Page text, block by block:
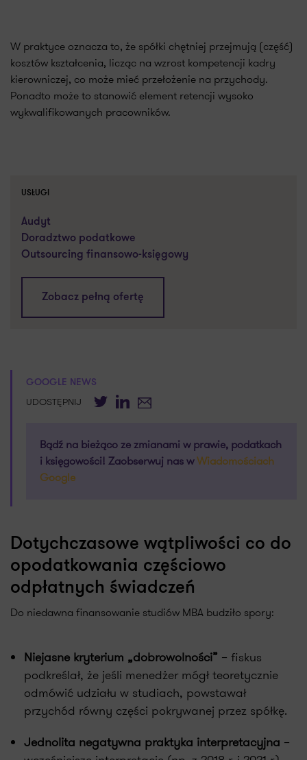
W praktyce oznacza to, że spółki chętniej przejmują (część)
kosztów kształcenia, licząc na wzrost kompetencji kadry
kierowniczej, co może mieć przełożenie na przychody.
Ponadto może to stanowić element retencji wysoko
wykwalifikowanych pracowników.
USŁUGI
Audyt
Doradztwo podatkowe
Outsourcing finansowo-księgowy
Zobacz pełną ofertę
GOOGLE NEWS
UDOSTĘPNIJ TwitterLinkedIn
E-mail
Bądź na bieżąco ze zmianami w prawie, podatkach
i księgowości! Zaobserwuj nas wWiadomościach
Google
Dotychczasowe wątpliwości co do
opodatkowania częściowo
odpłatnych świadczeń
Do niedawna finansowanie studiów MBA budziło spory:
Niejasne kryterium „dobrowolności” – fiskus
podkreślał, że jeśli menedżer mógł teoretycznie
odmówić udziału w studiach, powstawał
przychód równy części pokrywanej przez spółkę.
Jednolita negatywna praktyka interpretacyjna –